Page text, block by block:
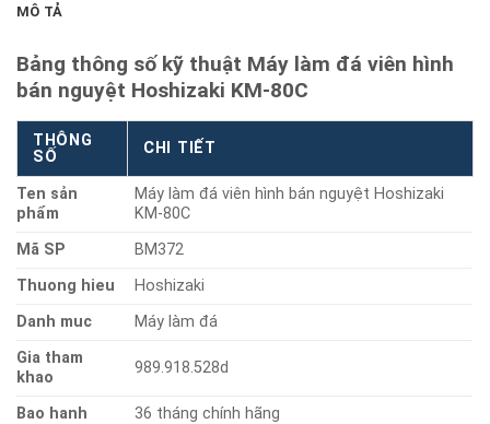
MÔ TẢ
Bảng thông số kỹ thuật Máy làm đá viên hình
bán nguyệt Hoshizaki KM-80C
THÔNG
SỐ
CHI TIẾT
Ten sản
phẩm
Máy làm đá viên hình bán nguyệt Hoshizaki
KM-80C
Mã SP
BM372
Thuong hieu
Hoshizaki
Danh muc
Máy làm đá
Gia tham
khao
989.918.528d
Bao hanh
36 tháng chính hãng